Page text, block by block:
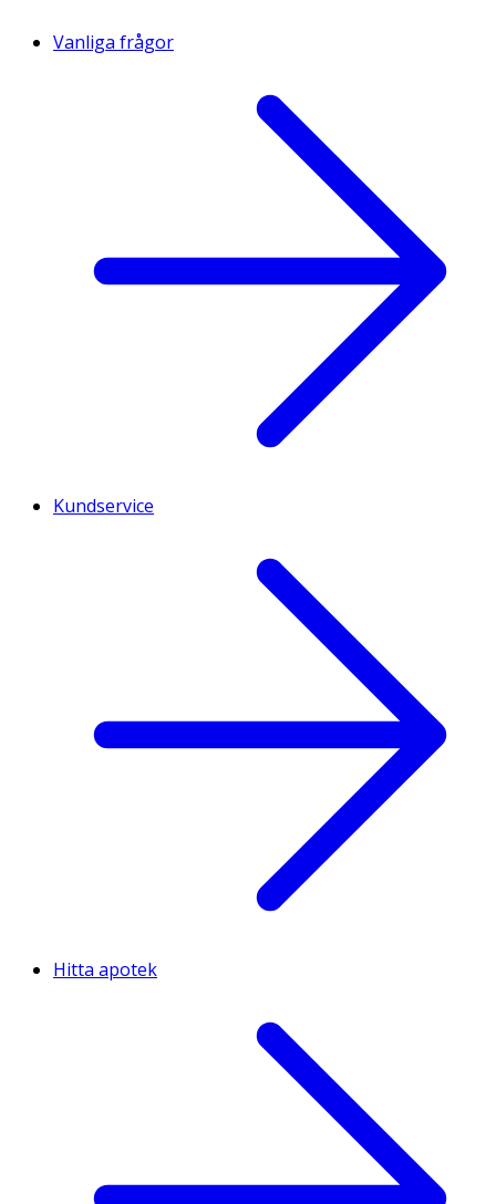
Vanliga frågor
Kundservice
Hitta apotek